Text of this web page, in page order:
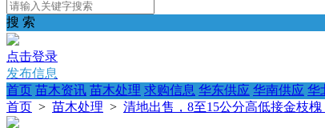
搜 索
点击登录
发布信息
首页 苗木资讯 苗木处理 求购信息 华东供应 华南供应 华
首页 > 苗木处理 > 清地出售，8至15公分高低接金枝槐